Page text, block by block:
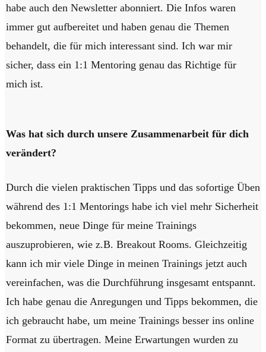
habe auch den Newsletter abonniert. Die Infos waren
immer gut aufbereitet und haben genau die Themen
behandelt, die für mich interessant sind. Ich war mir
sicher, dass ein 1:1 Mentoring genau das Richtige für
mich ist.
Was hat sich durch unsere Zusammenarbeit für dich
verändert?
Durch die vielen praktischen Tipps und das sofortige Üben
während des 1:1 Mentorings habe ich viel mehr Sicherheit
bekommen, neue Dinge für meine Trainings
auszuprobieren, wie z.B. Breakout Rooms. Gleichzeitig
kann ich mir viele Dinge in meinen Trainings jetzt auch
vereinfachen, was die Durchführung insgesamt entspannt.
Ich habe genau die Anregungen und Tipps bekommen, die
ich gebraucht habe, um meine Trainings besser ins online
Format zu übertragen. Meine Erwartungen wurden zu